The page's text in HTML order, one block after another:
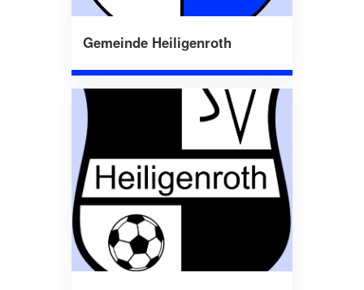
Gemeinde Heiligenroth